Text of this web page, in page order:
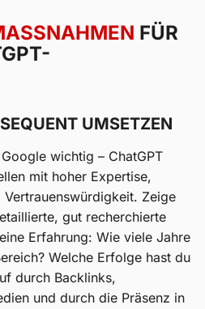
Definition und Abgrenzung
auswählt und priorisiert
für bessere ChatGPT-
SEO – Unterschiede
SEO – und wie du sie
FÜR
UMSETZEN
wichtig – ChatGPT
mit hoher Expertise,
Zeige
gut recherchierte
Erfahrung: Wie viele Jahre
Welche Erfolge hast du
durch Backlinks,
und durch die Präsenz in